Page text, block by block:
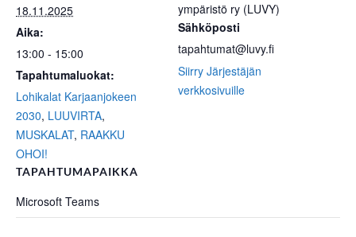
18.11.2025
Aika:
13:00 - 15:00
Tapahtumaluokat:
Lohikalat Karjaanjokeen
2030, LUUVIRTA,
MUSKALAT, RAAKKU
OHOI!
TAPAHTUMAPAIKKA
Microsoft Teams
ympäristö ry (LUVY)
Sähköposti
tapahtumat@luvy.fi
Siirry Järjestäjän
verkkosivuille